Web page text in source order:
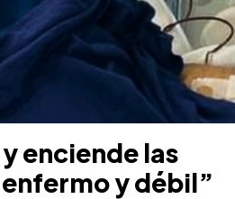
enciende las
y débil”